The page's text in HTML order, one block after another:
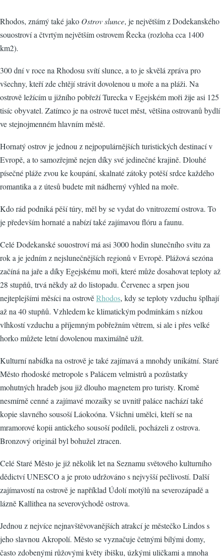
Rhodos, známý také jako Ostrov slunce, je největším z Dodekanského
souostroví a čtvrtým největším ostrovem Řecka (rozloha cca 1400
km2).
300 dní v roce na Rhodosu svítí slunce, a to je skvělá zpráva pro
všechny, kteří zde chtějí strávit dovolenou u moře a na pláži. Na
ostrově ležícím u jižního pobřeží Turecka v Egejském moři žije asi 125
tisíc obyvatel. Zatímco je na ostrově tucet měst, většina ostrovanů bydlí
ve stejnojmenném hlavním městě.
Hornatý ostrov je jednou z nejpopulárnějších turistických destinací v
Evropě, a to samozřejmě nejen díky své jedinečné krajině. Dlouhé
písečné pláže zvou ke koupání, skalnaté zátoky potěší srdce každého
romantika a z útesů budete mít nádherný výhled na moře.
Kdo rád podniká pěší túry, měl by se vydat do vnitrozemí ostrova. To
je především hornaté a nabízí také zajímavou flóru a faunu.
Celé Dodekanské souostroví má asi 3000 hodin slunečního svitu za
rok a je jedním z nejslunečnějších regionů v Evropě. Plážová sezóna
začíná na jaře a díky Egejskému moři, které může dosahovat teploty až
28 stupňů, trvá někdy až do listopadu. Červenec a srpen jsou
nejteplejšími měsíci na ostrověRhodos, kdy se teploty vzduchu šplhají
až na 40 stupňů. Vzhledem ke klimatickým podmínkám s nízkou
vlhkostí vzduchu a příjemným pobřežním větrem, si ale i přes velké
horko můžete letní dovolenou maximálně užít.
Kulturní nabídka na ostrově je také zajímavá a mnohdy unikátní. Staré
Město rhodoské metropole s Palácem velmistrů a pozůstatky
mohutných hradeb jsou již dlouho magnetem pro turisty. Kromě
nesmírně cenné a zajímavé mozaiky se uvnitř paláce nachází také
kopie slavného sousoší Láokoóna. Všichni umělci, kteří se na
mramorové kopii antického sousoší podíleli, pocházeli z ostrova.
Bronzový originál byl bohužel ztracen.
Celé Staré Město je již několik let na Seznamu světového kulturního
dědictví UNESCO a je proto udržováno s nejvyšší pečlivostí. Další
zajímavostí na ostrově je například Údolí motýlů na severozápadě a
lázně Kallithea na severovýchodě ostrova.
Jednou z nejvíce nejnavštěvovanějších atrakcí je městečko Lindos s
jeho slavnou Akropolí. Město se vyznačuje četnými bílými domy,
často zdobenými růžovými květy ibišku, úzkými uličkami a mnoha